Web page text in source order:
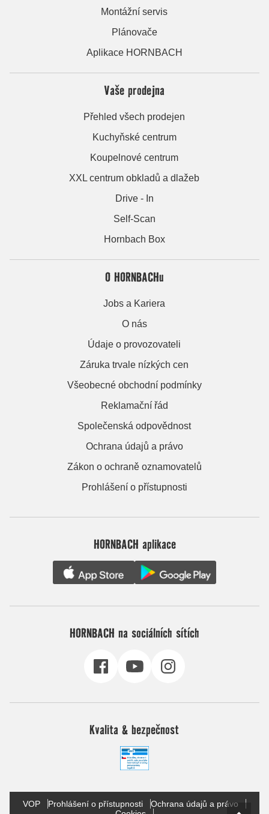
Montážní servis
Plánovače
Aplikace HORNBACH
Vaše prodejna
Přehled všech prodejen
Kuchyňské centrum
Koupelnové centrum
XXL centrum obkladů a dlažeb
Drive - In
Self-Scan
Hornbach Box
O HORNBACHu
Jobs a Kariera
O nás
Údaje o provozovateli
Záruka trvale nízkých cen
Všeobecné obchodní podmínky
Reklamační řád
Společenská odpovědnost
Ochrana údajů a právo
Zákon o ochraně oznamovatelů
Prohlášení o přístupnosti
HORNBACH aplikace
HORNBACH na sociálních sítích
Kvalita & bezpečnost
VOP Prohlášení o přístupnosti
Ochrana údajů a právo